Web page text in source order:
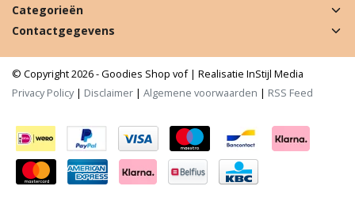
Categorieën
Contactgegevens
© Copyright 2026 - Goodies Shop vof | Realisatie InStijl Media
Privacy Policy| Disclaimer | Algemene voorwaarden | RSS Feed